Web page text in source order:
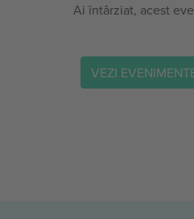
Ai întârziat, acest
VEZI